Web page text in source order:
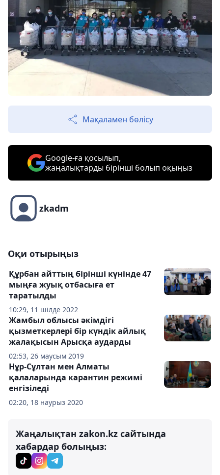
Мақаламен бөлісу
Google-ға қосылып,
жаңалықтарды бірінші болып оқыңыз
zkadm
Оқи отырыңыз
10:29, 11 шілде 2022
Құрбан айттың бірінші күнінде 47
мыңға жуық отбасыға ет
таратылды
02:53, 26 маусым 2019
Жамбыл облысы әкімдігі
қызметкерлері бір күндік айлық
жалақысын Арысқа аударды
02:20, 18 наурыз 2020
Нұр-Сұлтан мен Алматы
қалаларында карантин режимі
енгізіледі
Жаңалықтан zakon.kz сайтында
хабардар болыңыз: